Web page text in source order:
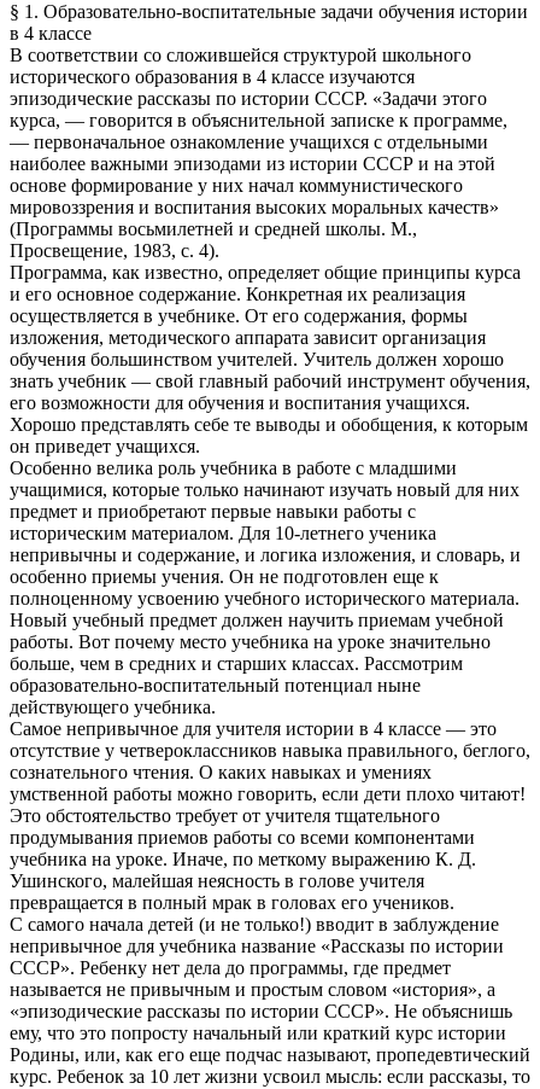
§ 1. Образовательно-воспитательные задачи обучения истории
в 4 классе
В соответствии со сложившейся структурой школьного
исторического образования в 4 классе изучаются
эпизодические рассказы по истории СССР. «Задачи этого
курса, — говорится в объяснительной записке к программе,
— первоначальное ознакомление учащихся с отдельными
наиболее важными эпизодами из истории СССР и на этой
основе формирование у них начал коммунистического
мировоззрения и воспитания высоких моральных качеств»
(Программы восьмилетней и средней школы. М.,
Просвещение, 1983, с. 4).
Программа, как известно, определяет общие принципы курса
и его основное содержание. Конкретная их реализация
осуществляется в учебнике. От его содержания, формы
изложения, методического аппарата зависит организация
обучения большинством учителей. Учитель должен хорошо
знать учебник — свой главный рабочий инструмент обучения,
его возможности для обучения и воспитания учащихся.
Хорошо представлять себе те выводы и обобщения, к которым
он приведет учащихся.
Особенно велика роль учебника в работе с младшими
учащимися, которые только начинают изучать новый для них
предмет и приобретают первые навыки работы с
историческим материалом. Для 10-летнего ученика
непривычны и содержание, и логика изложения, и словарь, и
особенно приемы учения. Он не подготовлен еще к
полноценному усвоению учебного исторического материала.
Новый учебный предмет должен научить приемам учебной
работы. Вот почему место учебника на уроке значительно
больше, чем в средних и старших классах. Рассмотрим
образовательно-воспитательный потенциал ныне
действующего учебника.
Самое непривычное для учителя истории в 4 классе — это
отсутствие у четвероклассников навыка правильного, беглого,
сознательного чтения. О каких навыках и умениях
умственной работы можно говорить, если дети плохо читают!
Это обстоятельство требует от учителя тщательного
продумывания приемов работы со всеми компонентами
учебника на уроке. Иначе, по меткому выражению К. Д.
Ушинского, малейшая неясность в голове учителя
превращается в полный мрак в головах его учеников.
С самого начала детей (и не только!) вводит в заблуждение
непривычное для учебника название «Рассказы по истории
СССР». Ребенку нет дела до программы, где предмет
называется не привычным и простым словом «история», а
«эпизодические рассказы по истории СССР». Не объяснишь
ему, что это попросту начальный или краткий курс истории
Родины, или, как его еще подчас называют, пропедевтический
курс. Ребенок за 10 лет жизни усвоил мысль: если рассказы, то